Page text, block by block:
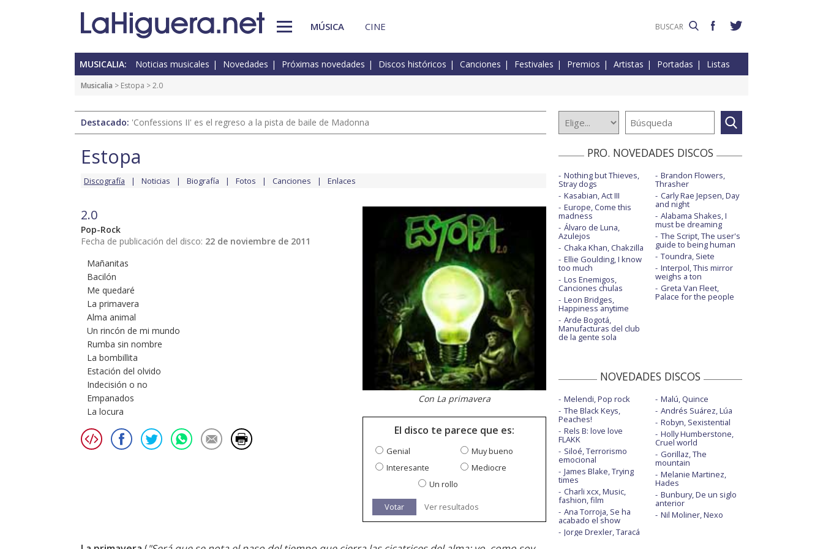
MÚSICA CINE
MUSICALIA: Noticias musicales Novedades Próximas novedades Discos históricos Canciones Festivales Premios Artistas Portadas Listas
Musicalia > Estopa > 2.0
Destacado: 'Confessions II' es el regreso a la pista de baile de Madonna
Estopa
Discografía Noticias Biografía Fotos Canciones Enlaces
2.0
Pop-Rock
Fecha de publicación del disco: 22 de noviembre de 2011
Mañanitas
Bacilón
Me quedaré
La primavera
Alma animal
Un rincón de mi mundo
Rumba sin nombre
La bombillita
Estación del olvido
Indecisión o no
Empanados
La locura
Con La primavera
El disco te parece que es:
Genial
Muy bueno
Interesante
Mediocre
Un rollo
Votar Ver resultados
PRO. NOVEDADES DISCOS
Nothing but Thieves,
Stray dogs
Kasabian, Act III
Europe, Come this
madness
Álvaro de Luna,
Azulejos
Chaka Khan, Chakzilla
Ellie Goulding, I know
too much
Los Enemigos,
Canciones chulas
Leon Bridges,
Happiness anytime
Arde Bogotá,
Manufacturas del club
de la gente sola
Brandon Flowers,
Thrasher
Carly Rae Jepsen, Day
and night
Alabama Shakes, I
must be dreaming
The Script, The user's
guide to being human
Toundra, Siete
Interpol, This mirror
weighs a ton
Greta Van Fleet,
Palace for the people
NOVEDADES DISCOS
Melendi, Pop rock
The Black Keys,
Peaches!
Rels B: love love
FLAKK
Siloé, Terrorismo
emocional
James Blake, Trying
times
Charli xcx, Music,
fashion, film
Ana Torroja, Se ha
acabado el show
Jorge Drexler, Taracá
Malú, Quince
Andrés Suárez, Lúa
Robyn, Sexistential
Holly Humberstone,
Cruel world
Gorillaz, The
mountain
Melanie Martinez,
Hades
Bunbury, De un siglo
anterior
Nil Moliner, Nexo